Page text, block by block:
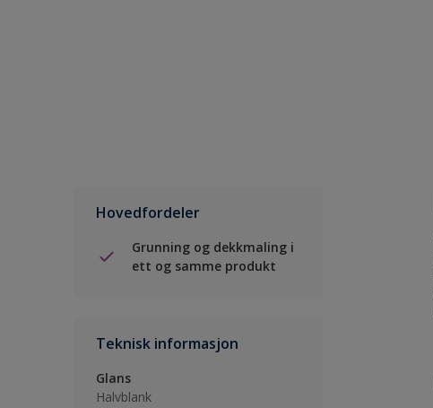
Hovedfordeler
Grunning og dekkmaling i
ett og samme produkt
Teknisk informasjon
Glans
Halvblank